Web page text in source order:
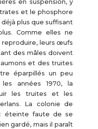
en suspension, y
et le phosphore
plus que suffisant
Comme elles ne
reproduire, leurs œufs
des mâles doivent
et des truites
éparpillés un peu
années 1970, la
les truites et les
La colonie de
éteinte faute de se
gardé, mais il paraît